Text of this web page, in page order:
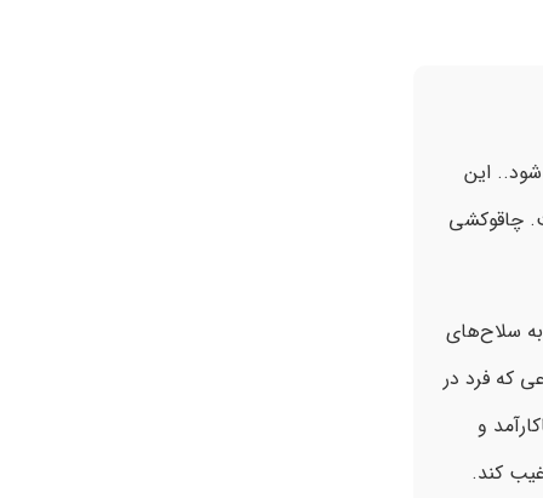
این
چاقوکشی
سلاح‌های
که فرد در
و
کند.